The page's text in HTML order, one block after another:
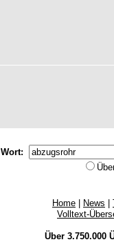
Wort:
Home News
Volltext-
Über 3.750.000